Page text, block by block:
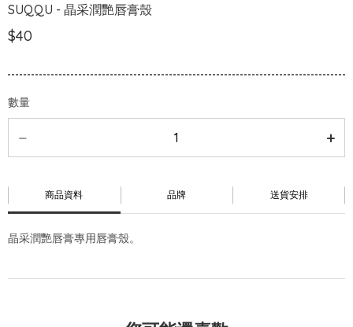
SUQQU - 晶采潤艷唇膏殼
$40
數量
商品資料 品牌 送貨安排
晶采潤艷唇膏專用唇膏殼。